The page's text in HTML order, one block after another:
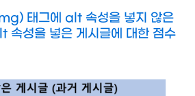
태그에 alt 속성을 넣지 않은
속성을 넣은 게시글에 대한 점수